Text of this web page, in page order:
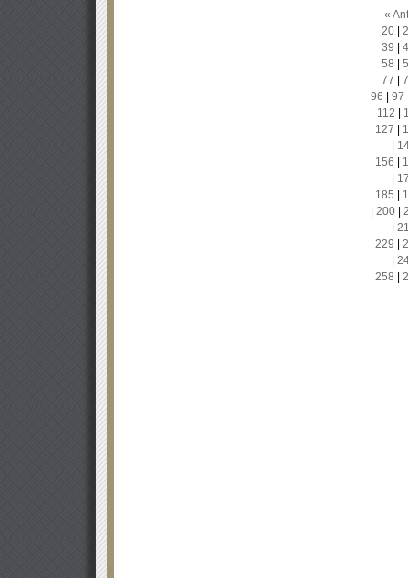
«
20|
39
58
77
96
97
112
127
156
185
200|
229
258